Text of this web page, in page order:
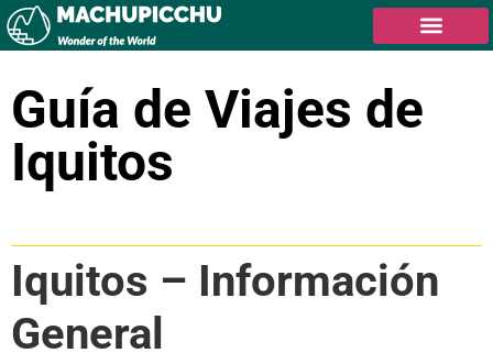
Guía de Viajes de
Iquitos
Iquitos – Información
General